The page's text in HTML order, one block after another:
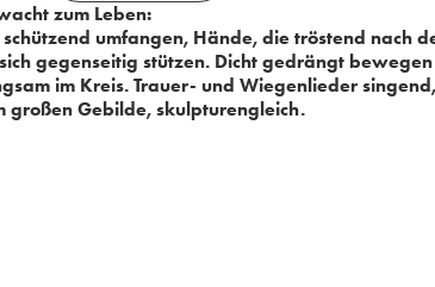
zum Leben:
umfangen, Hände, die tröstend nach
gegenseitig stützen. Dicht gedrängt
im Kreis. Trauer- und Wiegenlieder
großen Gebilde, skulpturengleich.